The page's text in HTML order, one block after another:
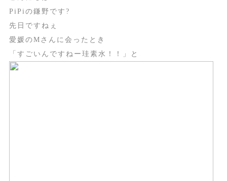
PiPiの鎌野です ?
先日ですねぇ
愛媛のMさんに会ったとき
「すごいんですねー珪素水！！」と